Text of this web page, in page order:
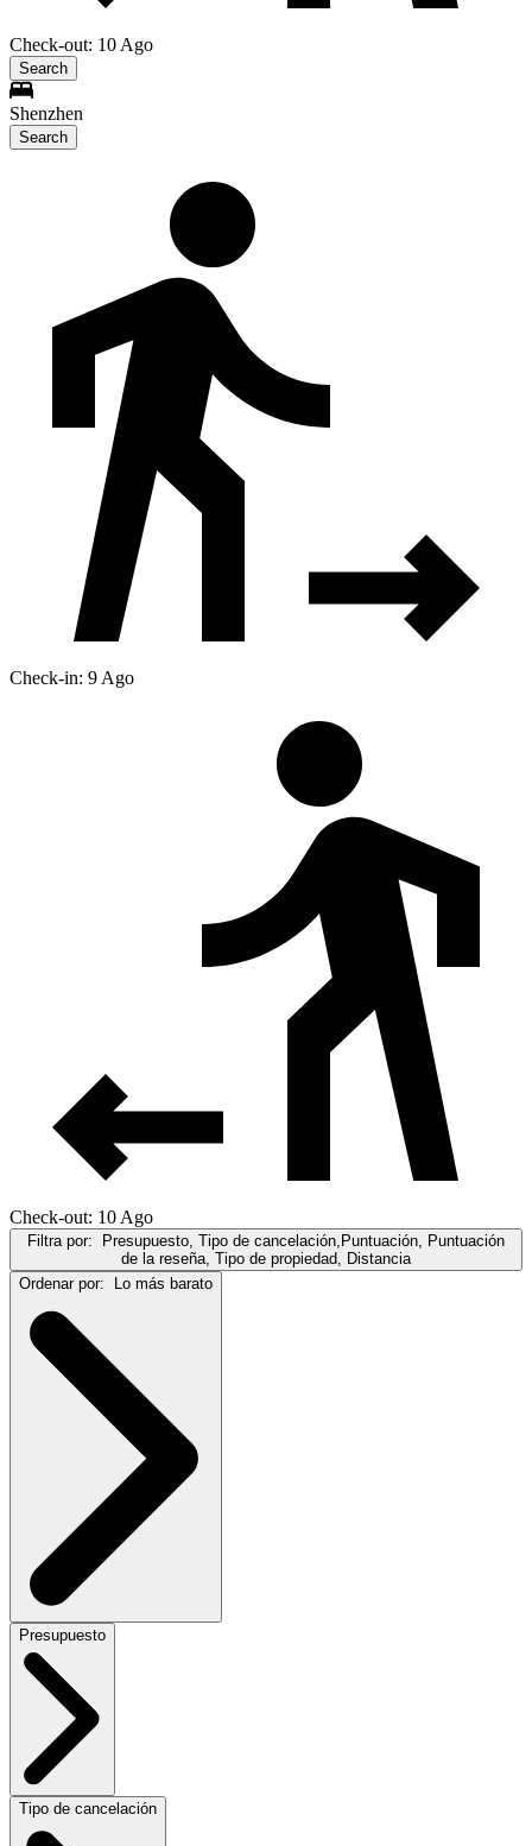
Check-out: 10 Ago
Search
Shenzhen
Search
Check-in: 9 Ago
Check-out: 10 Ago
Filtra por:
Presupuesto, Tipo de cancelación,Puntuación, Puntuación
de la reseña, Tipo de propiedad, Distancia
Ordenar por:
Lo más barato
Presupuesto
Tipo de cancelación